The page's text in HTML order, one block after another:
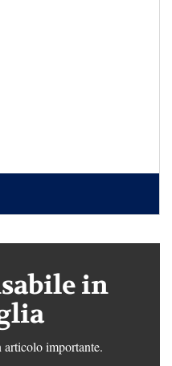
in
importante.